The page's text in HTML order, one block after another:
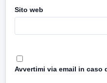
Sito web
Avvertimi via email in caso